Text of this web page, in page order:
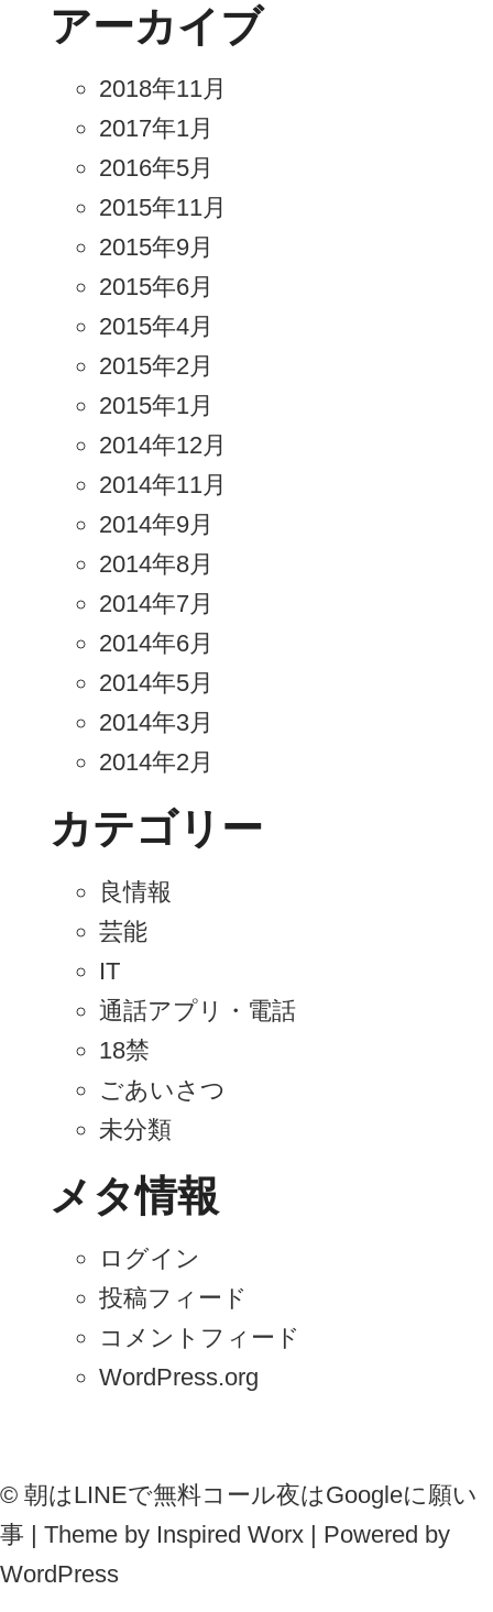
アーカイブ
2018年11月
2017年1月
2016年5月
2015年11月
2015年9月
2015年6月
2015年4月
2015年2月
2015年1月
2014年12月
2014年11月
2014年9月
2014年8月
2014年7月
2014年6月
2014年5月
2014年3月
2014年2月
カテゴリー
良情報
芸能
IT
通話アプリ・電話
18禁
ごあいさつ
未分類
メタ情報
ログイン
投稿フィード
コメントフィード
WordPress.org
© 朝はLINEで無料コール夜はGoogleに願い
事 | Theme by Inspired Worx | Powered by
WordPress